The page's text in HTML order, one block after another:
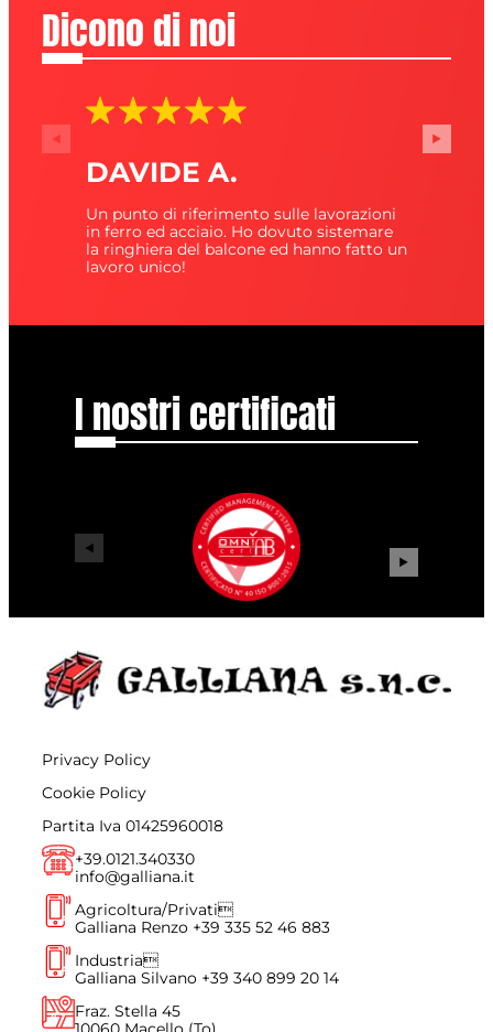
Dicono di noi
sulle lavorazioni
dovuto sistemare
ed hanno fatto un
PAOLO B.
Avevo bisogno di una
mio trattore e devo dire che
così ne ho visti pochi nella mia vita.
I nostri certificati
Privacy Policy
Cookie Policy
Partita Iva 01425960018
+39.0121.340330
info@galliana.it
Agricoltura/Privati
Galliana Renzo +39 335 52 46 883
Industria
Galliana Silvano +39 340 899 20 14
Fraz. Stella 45